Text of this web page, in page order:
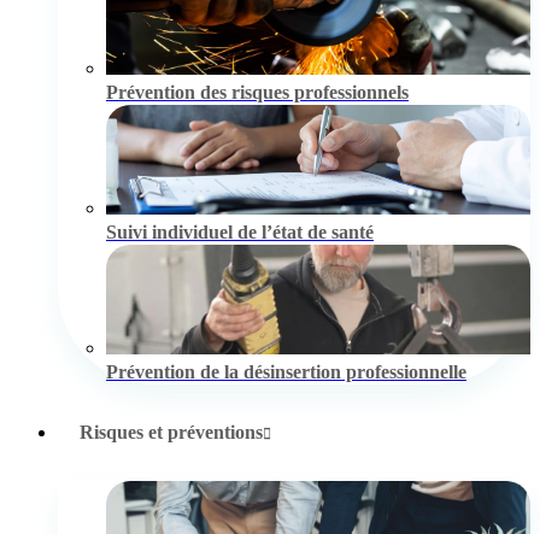
Prévention des risques professionnels
Suivi individuel de l’état de santé
Prévention de la désinsertion professionnelle
Risques et préventions